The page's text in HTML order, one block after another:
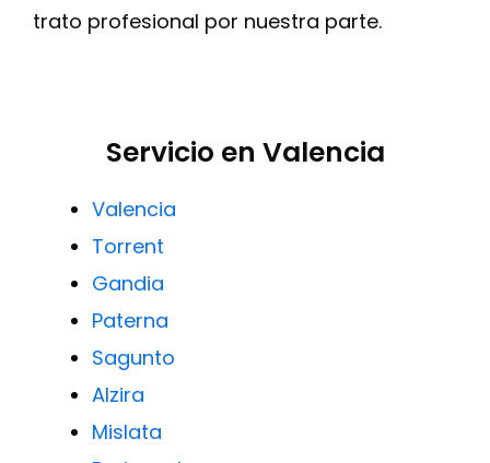
trato profesional por nuestra parte.
Servicio en Valencia
Valencia
Torrent
Gandia
Paterna
Sagunto
Alzira
Mislata